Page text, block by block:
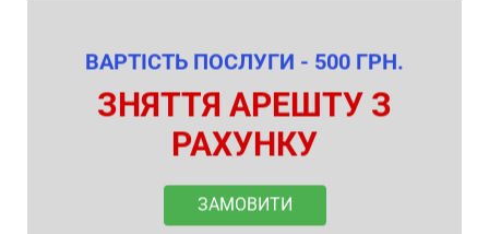
ВАРТІСТЬ ПОСЛУГИ - 500 ГРН.
ЗНЯТТЯ АРЕШТУ З
РАХУНКУ
ЗАМОВИТИ